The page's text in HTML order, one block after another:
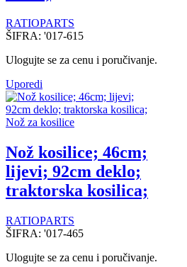
RATIOPARTS
ŠIFRA: '017-615
Ulogujte se za cenu i poručivanje.
Uporedi
Nož za kosilice
Nož kosilice; 46cm;
lijevi; 92cm deklo;
traktorska kosilica;
RATIOPARTS
ŠIFRA: '017-465
Ulogujte se za cenu i poručivanje.